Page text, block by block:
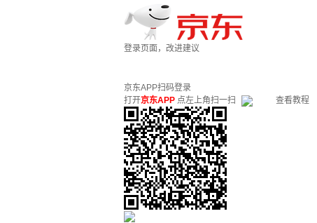
登录页面，改进建议
京东APP扫码登录
打开京东APP 点左上角扫一扫 查看教程